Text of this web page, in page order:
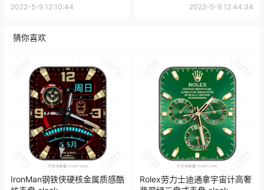
2022-5-9 12:10:44 2022-5-9 12:44:34
猜你喜欢
IronMan钢铁侠硬核金属质感酷
Rolex劳力士迪通拿宇宙计高奢